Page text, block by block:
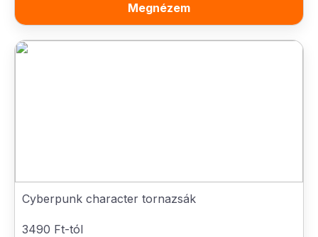
Megnézem
Cyberpunk character tornazsák
3490 Ft-tól